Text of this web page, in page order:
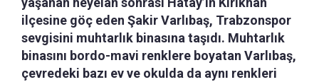
ilçesine göç eden Şakir Varlıbaş, Trabzonspor
sevgisini muhtarlık binasına taşıdı. Muhtarlık
binasını bordo-mavi renklere boyatan Varlıbaş,
çevredeki bazı ev ve okulda da aynı renkleri